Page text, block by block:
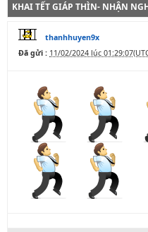
KHAI TẾT GIÁP THÌN- NHẬN
thanhhuyen9x
Đã gửi : 11/02/2024 lúc